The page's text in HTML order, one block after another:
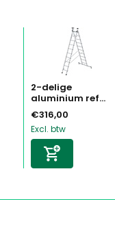
2-delige
aluminium ref...
€316,00
Excl. btw